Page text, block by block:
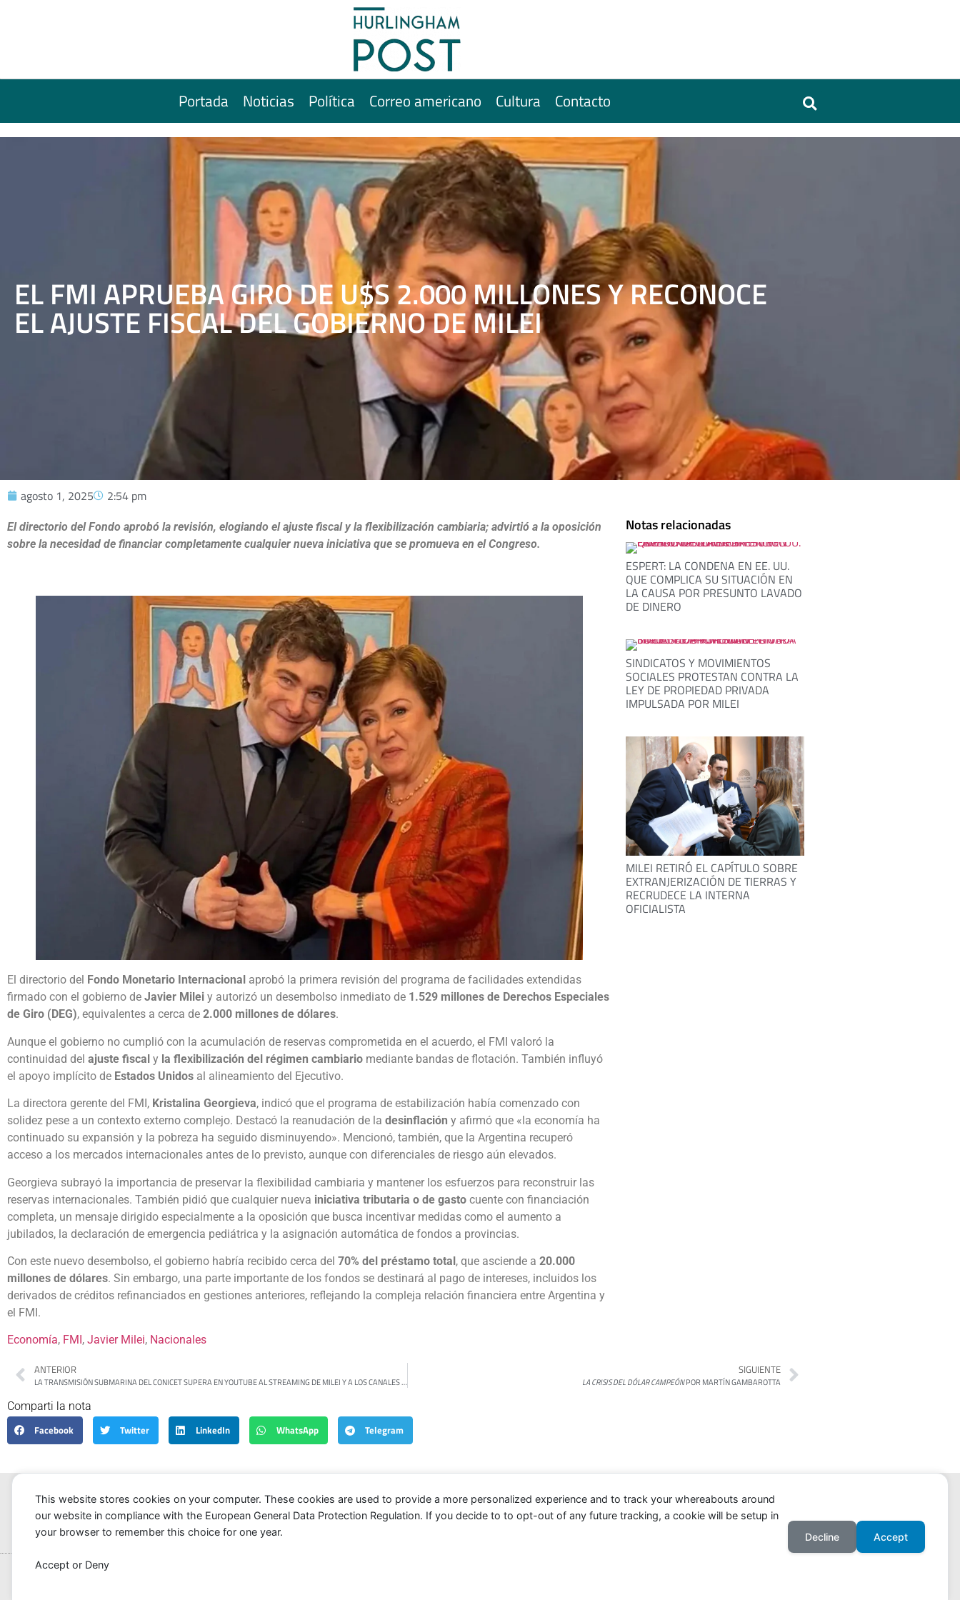
Portada Noticias Política Correo americano Cultura Contacto
EL FMI APRUEBA GIRO DE U$S 2.000 MILLONES Y RECONOCE
EL AJUSTE FISCAL DEL GOBIERNO DE MILEI
agosto 1, 2025 2:54 pm
El directorio del Fondo aprobó la revisión, elogiando el ajuste fiscal y la flexibilización cambiaria; advirtió a la oposición
sobre la necesidad de financiar completamente cualquier nueva iniciativa que se promueva en el Congreso.
El directorio del Fondo Monetario Internacional aprobó la primera revisión del programa de facilidades extendidas
firmado con el gobierno de Javier Milei y autorizó un desembolso inmediato de 1.529 millones de Derechos Especiales
de Giro (DEG), equivalentes a cerca de 2.000 millones de dólares.
Aunque el gobierno no cumplió con la acumulación de reservas comprometida en el acuerdo, el FMI valoró la
continuidad del ajuste fiscal y la flexibilización del régimen cambiario mediante bandas de flotación. También influyó
el apoyo implícito de Estados Unidos al alineamiento del Ejecutivo.
La directora gerente del FMI, Kristalina Georgieva, indicó que el programa de estabilización había comenzado con
solidez pese a un contexto externo complejo. Destacó la reanudación de la desinflación y afirmó que «la economía ha
continuado su expansión y la pobreza ha seguido disminuyendo». Mencionó, también, que la Argentina recuperó
acceso a los mercados internacionales antes de lo previsto, aunque con diferenciales de riesgo aún elevados.
Georgieva subrayó la importancia de preservar la flexibilidad cambiaria y mantener los esfuerzos para reconstruir las
reservas internacionales. También pidió que cualquier nueva iniciativa tributaria o de gasto cuente con financiación
completa, un mensaje dirigido especialmente a la oposición que busca incentivar medidas como el aumento a
jubilados, la declaración de emergencia pediátrica y la asignación automática de fondos a provincias.
Con este nuevo desembolso, el gobierno habría recibido cerca del 70% del préstamo total, que asciende a 20.000
millones de dólares. Sin embargo, una parte importante de los fondos se destinará al pago de intereses, incluidos los
derivados de créditos refinanciados en gestiones anteriores, reflejando la compleja relación financiera entre Argentina y
el FMI.
Economía, FMI , Javier Milei, Nacionales
Notas relacionadas
ESPERT: LA CONDENA EN EE. UU.
QUE COMPLICA SU SITUACIÓN EN
LA CAUSA POR PRESUNTO LAVADO
DE DINERO
SINDICATOS Y MOVIMIENTOS
SOCIALES PROTESTAN CONTRA LA
LEY DE PROPIEDAD PRIVADA
IMPULSADA POR MILEI
MILEI RETIRÓ EL CAPÍTULO SOBRE
EXTRANJERIZACIÓN DE TIERRAS Y
RECRUDECE LA INTERNA
OFICIALISTA
ANTERIOR
LA TRANSMISIÓN SUBMARINA DEL CONICET SUPERA EN YOUTUBE AL STREAMING DE MILEI Y A LOS CANALES DE NOTICIAS
SIGUIENTE
LA CRISIS DEL DÓLAR CAMPEÓNPOR MARTÍN GAMBAROTTA
Comparti la nota
Facebook
Twitter LinkedIn WhatsApp Telegram
Portada
This website stores cookies on your computer. These cookies are used to provide a more personalized experience and to track your whereabouts around
our website in compliance with the European General Data Protection Regulation. If you decide to to opt-out of any future tracking, a cookie will be setup in
your browser to remember this choice for one year.
Accept or Deny
Decline Accept